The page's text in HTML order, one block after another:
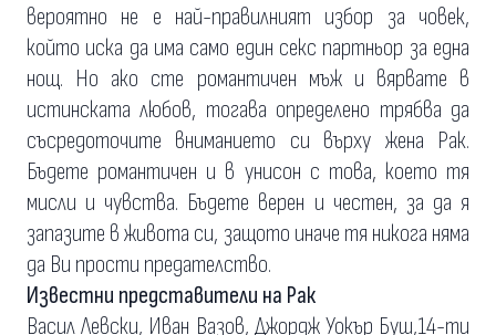
вероятно не е най-правилният избор за човек,
който иска да има само един секс партньор за една
нощ. Но ако сте романтичен мъж и вярвате в
истинската любов, тогава определено трябва да
съсредоточите вниманието си върху жена Рак.
Бъдете романтичен и в унисон с това, което тя
мисли и чувства. Бъдете верен и честен, за да я
запазите в живота си, защото иначе тя никога няма
да Ви прости предателство.
Известни представители на Рак
Васил Левски, Иван Вазов, Джордж Уокър Буш,14-ти